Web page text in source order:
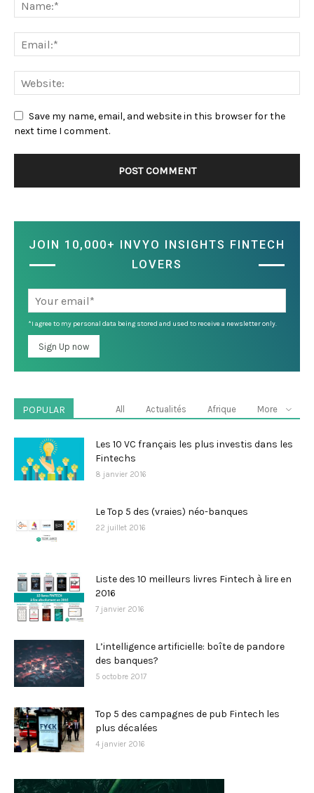
Save my name, email, and website in this browser for the
next time I comment.
JOIN 10,000+ INVYO INSIGHTS FINTECH
LOVERS
*I agree to my personal data being stored and used to receive a newsletter only.
POPULAR All Actualités Afrique More
Les 10 VC français les plus investis dans les
Fintechs
8 janvier 2016
Le Top 5 des (vraies) néo-banques
22 juillet 2016
Liste des 10 meilleurs livres Fintech à lire en
2016
7 janvier 2016
L’intelligence artificielle: boîte de pandore
des banques?
5 octobre 2017
Top 5 des campagnes de pub Fintech les
plus décalées
4 janvier 2016